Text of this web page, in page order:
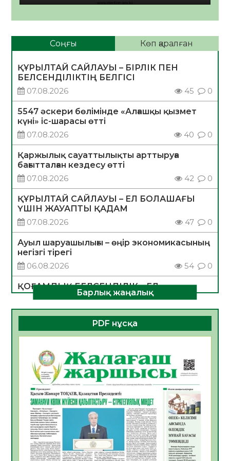
Соңғы Көп қаралған
ҚҰРЫЛТАЙ САЙЛАУЫ – БІРЛІК ПЕН
БЕЛСЕНДІЛІКТІҢ БЕЛГІСІ
07.08.2026
45 0
5547 әскери бөлімінде «Алғашқы қызмет
күні» іс-шарасы өтті
07.08.2026
40 0
Қаржылық сауаттылықты арттыруға
бағытталған кездесу өтті
07.08.2026
42 0
ҚҰРЫЛТАЙ САЙЛАУЫ – ЕЛ БОЛАШАҒЫ
ҮШІН ЖАУАПТЫ ҚАДАМ
07.08.2026
47 0
Ауыл шаруашылығы – өңір экономикасының
негізгі тірегі
06.08.2026
54 0
ҚОҒАМДЫҚ БЕЛСЕНДІЛІК – ЕЛ
ДАМУЫНЫҢ НЕГІЗІ
06.08.2026
52 0
ҚҰРЫЛТАЙ САЙЛАУЫ – БОЛАШАҚҚА
06.08.2026
Инфекциялық ауруларға қарсы иммундау
жұмыстарының тиімділігі
06.08.2026
56
Көкжөтел ауруы туралы
06.08.2026
54
АПВ вакцинасы туралы мәлімет
Барлық жаңалық
PDF нұсқа